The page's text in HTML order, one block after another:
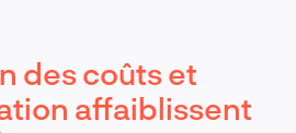
des coûts et
affaiblissent